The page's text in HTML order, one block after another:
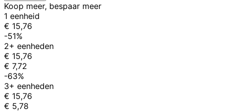
Koop meer, bespaar meer
1 eenheid
€ 15,76
-51%
2+ eenheden
€ 15,76
€ 7,72
-63%
3+ eenheden
€ 15,76
€ 5,78